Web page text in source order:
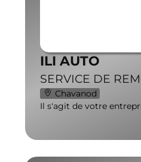
ILI AUTO
SERVICE DE
Chavanod
Il s'agit de votre